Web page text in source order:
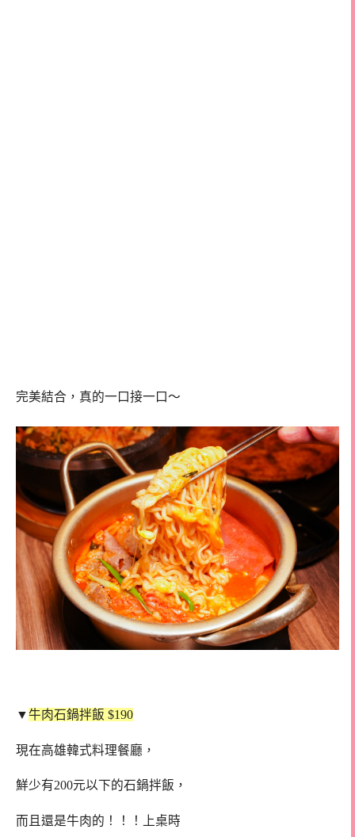
完美結合，真的一口接一口～
▼牛肉石鍋拌飯 $190
現在高雄韓式料理餐廳，
鮮少有200元以下的石鍋拌飯，
而且還是牛肉的！！！上桌時